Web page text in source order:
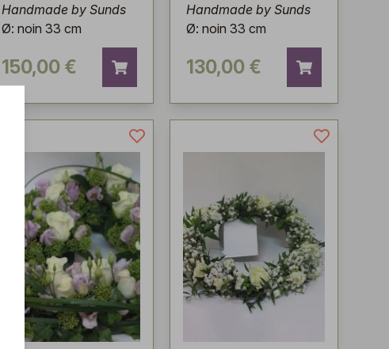
Handmade by Sunds
Ø: noin 33 cm
150,00 €
Handmade by Sunds
Ø: noin 33 cm
130,00 €